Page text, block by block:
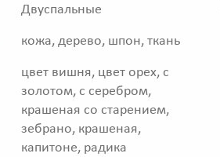
Двуспальные
кожа, дерево, шпон, ткань
цвет вишня, цвет орех, с
золотом, с серебром,
крашеная со старением,
зебрано, крашеная,
капитоне, радика